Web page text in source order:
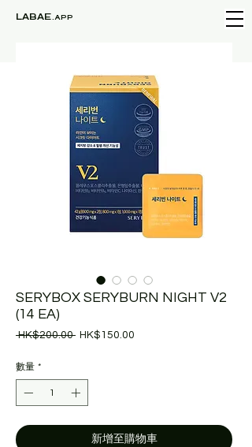
LABAE.APP
SERYBOX SERYBURN NIGHT V2
(14 EA)
HK$200.00 一HK$150.00
數量 *
新增至購物車